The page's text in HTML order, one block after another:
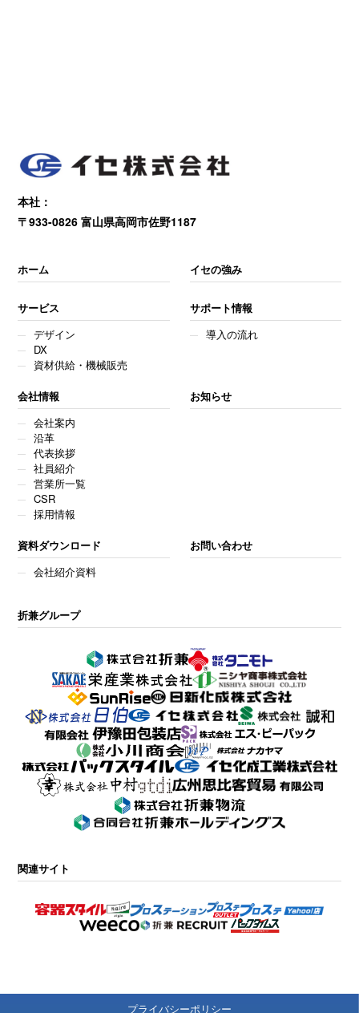
本社：
〒933-0826 富山県高岡市佐野1187
ホーム イセの強み
サービス
デザイン
DX
資材供給・機械販売
サポート情報
導入の流れ
会社情報
会社案内
沿革
代表挨拶
社員紹介
営業所一覧
CSR
採用情報
お知らせ
資料ダウンロード
会社紹介資料
お問い合わせ
折兼グループ
関連サイト
プライバシーポリシー